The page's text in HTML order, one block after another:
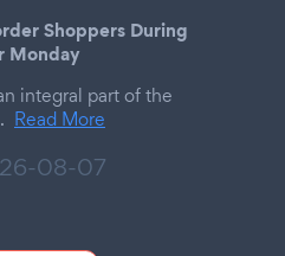
Shoppers During
Monday
integral part of the
Read More
08-07